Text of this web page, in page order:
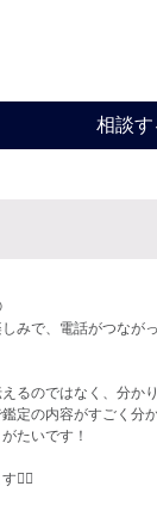
相談す
みで、電話がつなが
るのではなく、分か
定の内容がすごく分
たいです！
🙇‍♀️